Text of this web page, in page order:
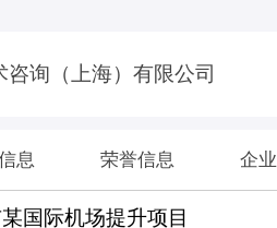
询（上海）有限公司
息 荣誉信息 企
国际机场提升项目